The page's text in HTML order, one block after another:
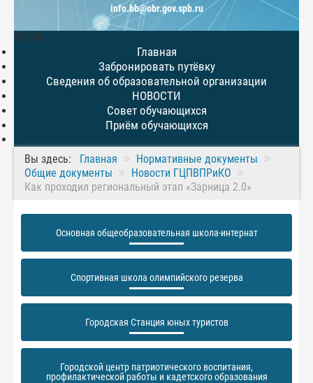
info.bb@obr.gov.spb.ru
МЕНЮ
Главная
Забронировать путёвку
Сведения об образовательной организации
НОВОСТИ
Совет обучающихся
Приём обучающихся
Вы здесь: Главная
Нормативные документы
Общие документы
Новости ГЦПВПРиКО
Как проходил региональный этап «Зарница 2.0»
Основная общеобразовательная школа-интернат
Спортивная школа олимпийского резерва
Городская Станция юных туристов
Городской центр патриотического воспитания,
профилактической работы и кадетского образования